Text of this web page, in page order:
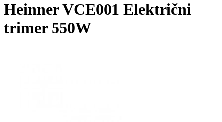
Heinner VCE001 Električni
trimer 550W